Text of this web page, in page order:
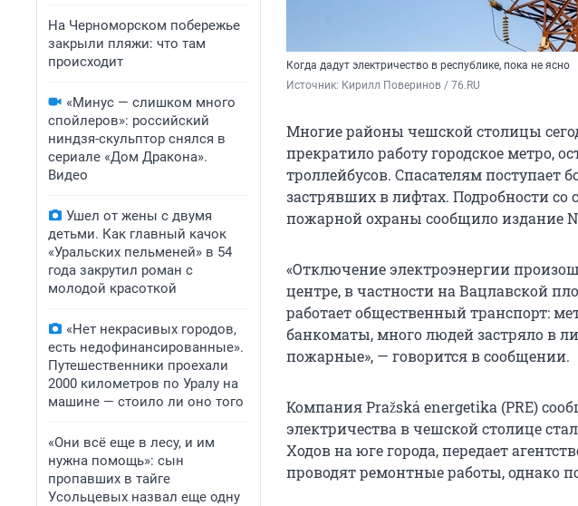
На Черноморском побережье
закрыли пляжи: что там
происходит
«Минус — слишком много
спойлеров»: российский
ниндзя-скульптор снялся в
сериале «Дом Дракона».
Видео
Ушел от жены с двумя
детьми. Как главный качок
«Уральских пельменей» в 54
года закрутил роман с
молодой красоткой
«Нет некрасивых городов,
есть недофинансированные».
Путешественники проехали
2000 километров по Уралу на
машине — стоило ли оно того
«Они всё еще в лесу, и им
нужна помощь»: сын
пропавших в тайге
Усольцевых назвал еще одну
Когда дадут электричество в республике, пока не ясно
Источник: Кирилл Поверинов / 76.RU
Многие районы чешской столицы
прекратило работу городское метро,
троллейбусов. Спасателям поступает
застрявших в лифтах. Подробности
пожарной охраны сообщило издание
«Отключение электроэнергии
центре, в частности на Вацлавской
работает общественный транспорт:
банкоматы, много людей застряло в
пожарные», — говорится в сообщении.
Компания Pražská energetika (PRE)
электричества в чешской столице
Ходов на юге города, передает
проводят ремонтные работы, однако